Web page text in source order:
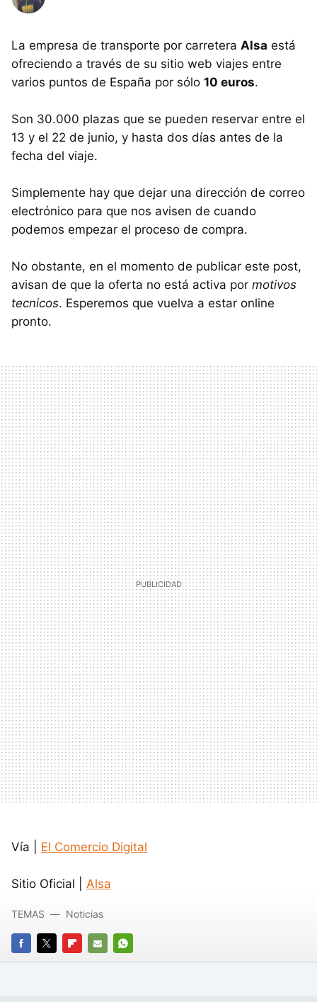
La empresa de transporte por carretera Alsa está
ofreciendo a través de su sitio web viajes entre
varios puntos de España por sólo 10 euros.
Son 30.000 plazas que se pueden reservar entre el
13 y el 22 de junio, y hasta dos días antes de la
fecha del viaje.
Simplemente hay que dejar una dirección de correo
electrónico para que nos avisen de cuando
podemos empezar el proceso de compra.
No obstante, en el momento de publicar este post,
avisan de que la oferta no está activa por motivos
tecnicos. Esperemos que vuelva a estar online
pronto.
Vía | El Comercio Digital
Sitio Oficial | Alsa
FACEBOOK
TWITTERFLIPBOARD
E-
WHATSAPP
TEMAS Noticias